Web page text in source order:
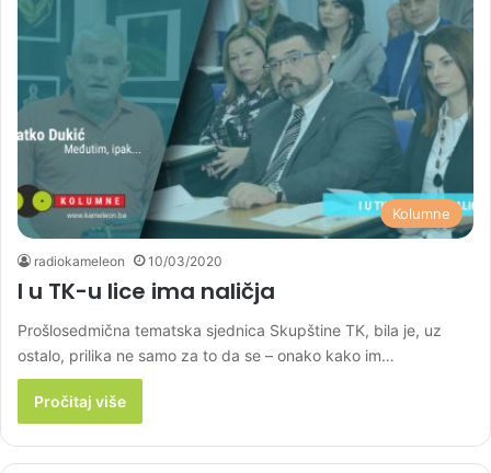
Kolumne
radiokameleon 10/03/2020
I u TK-u lice ima naličja
Prošlosedmična tematska sjednica Skupštine TK, bila je, uz
ostalo, prilika ne samo za to da se – onako kako im…
Pročitaj više